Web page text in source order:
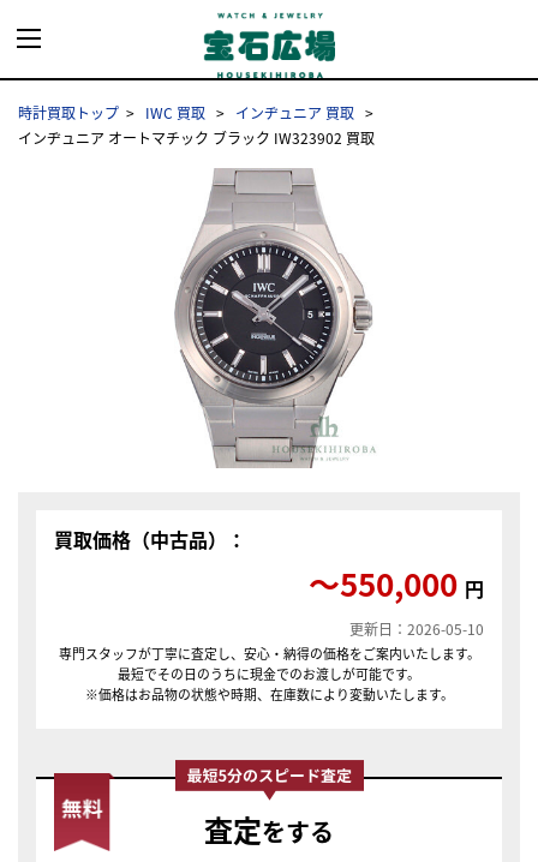
時計買取トップ IWC 買取
インヂュニア 買取
インヂュニア オートマチック ブラック IW323902 買取
買取価格（中古品）：
〜550,000 円
更新日：2026-05-10
専門スタッフが丁寧に査定し、安心・納得の価格をご案内いたします。
最短でその日のうちに現金でのお渡しが可能です。
※価格はお品物の状態や時期、在庫数により変動いたします。
査定をする